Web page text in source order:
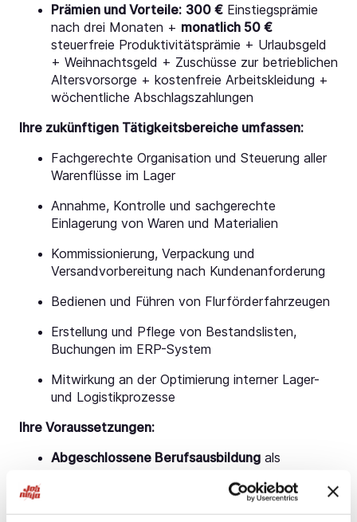
Prämien und Vorteile: 300 € Einstiegsprämie
nach drei Monaten + monatlich 50 €
steuerfreie Produktivitätsprämie + Urlaubsgeld
+ Weihnachtsgeld + Zuschüsse zur betrieblichen
Altersvorsorge + kostenfreie Arbeitskleidung +
wöchentliche Abschlagszahlungen
Ihre zukünftigen Tätigkeitsbereiche umfassen:
Fachgerechte Organisation und Steuerung aller
Warenflüsse im Lager
Annahme, Kontrolle und sachgerechte
Einlagerung von Waren und Materialien
Kommissionierung, Verpackung und
Versandvorbereitung nach Kundenanforderung
Bedienen und Führen von Flurförderfahrzeugen
Erstellung und Pflege von Bestandslisten,
Buchungen im ERP-System
Mitwirkung an der Optimierung interner Lager-
und Logistikprozesse
Ihre Voraussetzungen:
Abgeschlossene Berufsausbildung als